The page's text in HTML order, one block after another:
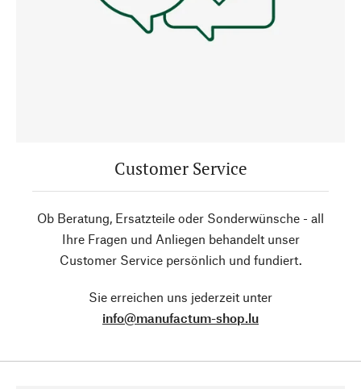
Customer Service
Ob Beratung, Ersatzteile oder Sonderwünsche - all
Ihre Fragen und Anliegen behandelt unser
Customer Service persönlich und fundiert.
Sie erreichen uns jederzeit unter
info@manufactum-shop.lu